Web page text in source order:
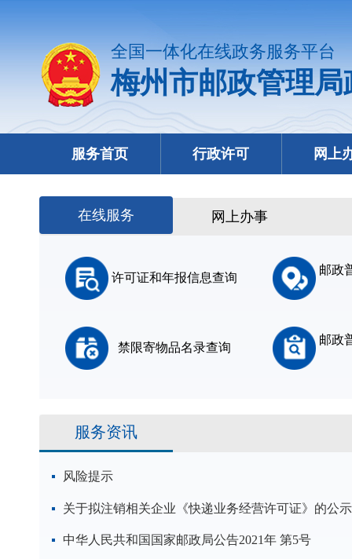
全国一体化在线政务服务平台
梅州市邮政管理
服务首页 行政许可 网上
在线服务 网上办事
许可证和年报信息查询
邮政
禁限寄物品名录查询
邮政
服务资讯
风险提示
关于拟注销相关企业《快递业务经营许可证》的公示
中华人民共和国国家邮政局公告2021年 第5号